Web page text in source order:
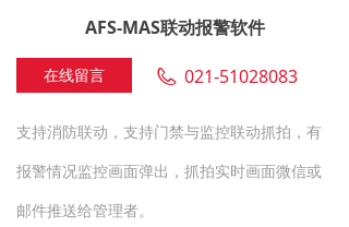
支持消防联动，支持门禁与监控联动抓拍，有
报警情况监控画面弹出，抓拍实时画面微信或
邮件推送给管理者。
AFS-MAS联动报警软件
在线留言 021-51028083